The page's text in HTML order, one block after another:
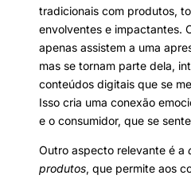
tradicionais com produtos,
envolventes e impactantes.
apenas assistem a uma
mas se tornam parte dela,
conteúdos digitais que se
Isso cria uma conexão
e o consumidor, que se
Outro aspecto relevante é a
produtos, que permite aos